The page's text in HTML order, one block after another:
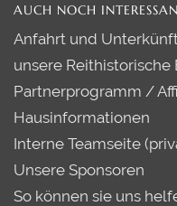
AUCH NOCH
Anfahrt und
unsere Reithistorische
Partnerprogramm /
Hausinformationen
Interne Teamseite
Unsere Sponsoren
So können sie uns